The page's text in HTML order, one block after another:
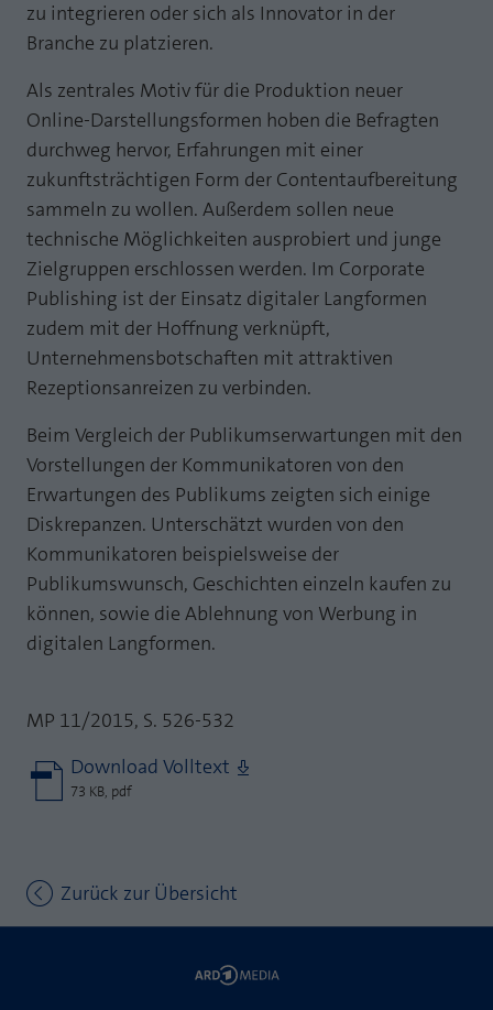
zu integrieren oder sich als Innovator in der
Branche zu platzieren.
Als zentrales Motiv für die Produktion neuer
Online-Darstellungsformen hoben die Befragten
durchweg hervor, Erfahrungen mit einer
zukunftsträchtigen Form der Contentaufbereitung
sammeln zu wollen. Außerdem sollen neue
technische Möglichkeiten ausprobiert und junge
Zielgruppen erschlossen werden. Im Corporate
Publishing ist der Einsatz digitaler Langformen
zudem mit der Hoffnung verknüpft,
Unternehmensbotschaften mit attraktiven
Rezeptionsanreizen zu verbinden.
Beim Vergleich der Publikumserwartungen mit den
Vorstellungen der Kommunikatoren von den
Erwartungen des Publikums zeigten sich einige
Diskrepanzen. Unterschätzt wurden von den
Kommunikatoren beispielsweise der
Publikumswunsch, Geschichten einzeln kaufen zu
können, sowie die Ablehnung von Werbung in
digitalen Langformen.
MP 11/2015, S. 526-532
Download Volltext
73 KB, pdf
Zurück zur Übersicht